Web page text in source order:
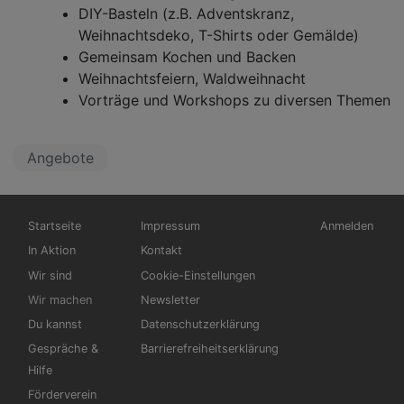
DIY-Basteln (z.B. Adventskranz,
Weihnachtsdeko, T-Shirts oder Gemälde)
Gemeinsam Kochen und Backen
Weihnachtsfeiern, Waldweihnacht
Vorträge und Workshops zu diversen Themen
Angebote
Hauptnavigation
Startseite
In Aktion
Wir sind
Wir machen
Du kannst
Gespräche &
Hilfe
Förderverein
Fußbereichsmenü
Impressum
Kontakt
Cookie-Einstellungen
Newsletter
Datenschutzerklärung
Barrierefreiheitserklärung
Anmelden